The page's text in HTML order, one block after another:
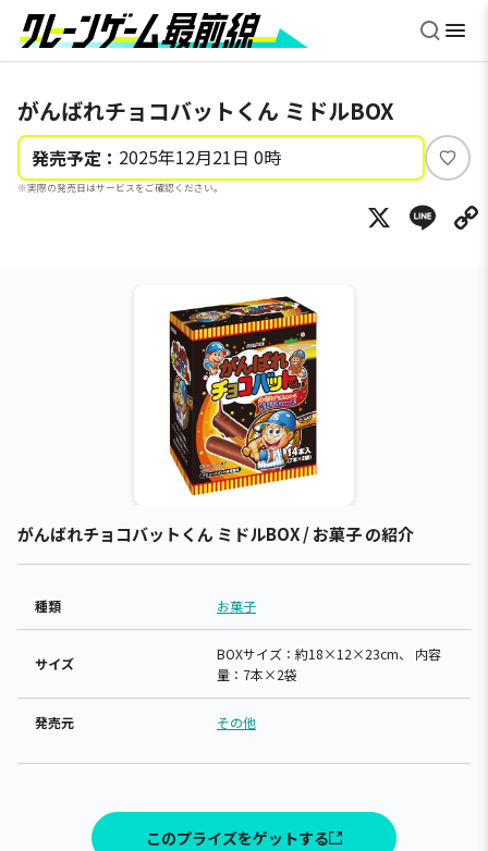
がんばれチョコバットくん ミドルBOX
発売予定： 2025年12月21日 0時
※実際の発売日はサービスをご確認ください。
い
ね
X
がんばれチョコバットくん ミドルBOX / お菓子 の紹介
種類 お菓子
サイズ
BOXサイズ：約18×12×23cm、 内容
量：7本×2袋
発売元 その他
このプライズをゲットする